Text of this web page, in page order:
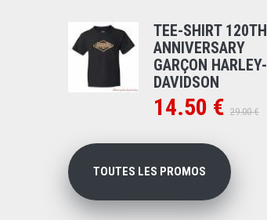
TEE-SHIRT 120TH
ANNIVERSARY
GARÇON HARLEY-
DAVIDSON
14.50 € 29.00 €
TOUTES LES PROMOS